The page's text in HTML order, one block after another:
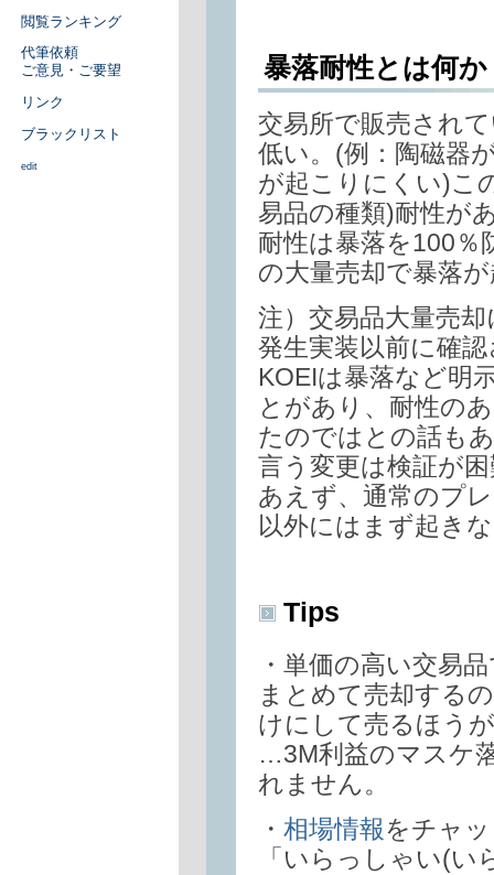
閲覧ランキング
代筆依頼
ご意見・ご要望
リンク
ブラックリスト
edit
暴落耐性とは何か
交易所で販売され
低い。(例：陶磁器
が起こりにくい)こ
易品の種類)耐性が
耐性は暴落を100％
の大量売却で暴落
注）交易品大量売
発生実装以前に確
KOEIは暴落など明
とがあり、耐性の
たのではとの話も
言う変更は検証が
あえず、通常のプ
以外にはまず起き
Tips
・単価の高い交易
まとめて売却する
けにして売るほう
…3M利益のマスケ
れません。
・ 相場情報をチャ
「いらっしゃい(